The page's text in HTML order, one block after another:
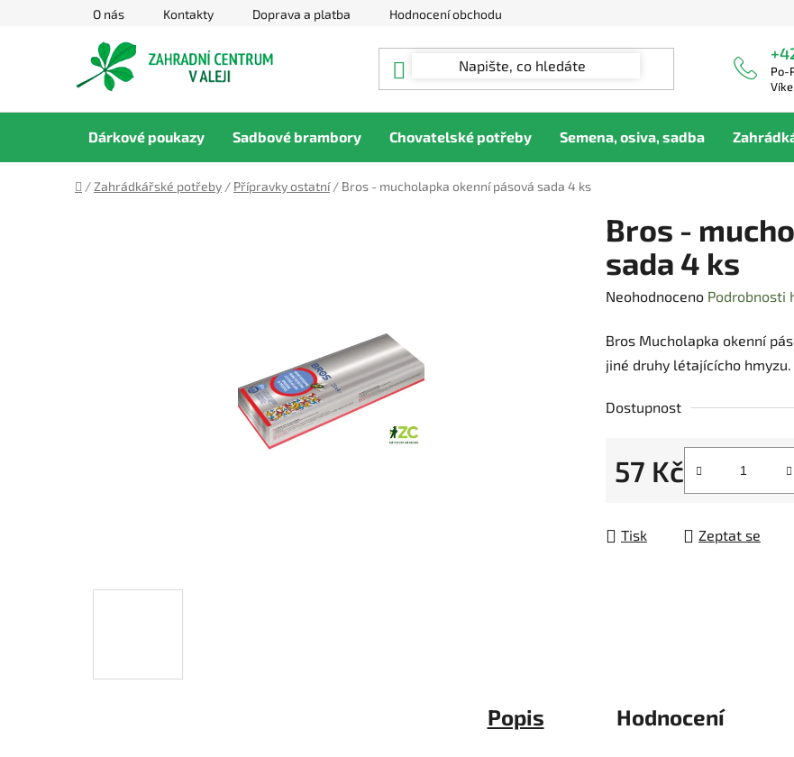
O nás Kontakty Doprava a platba Hodnocení obchodu
Po-
Dárkové poukazy Sadbové brambory Chovatelské potřeby Semena, osiva, sadba
Domů
/ Zahrádkářské potřeby / Přípravky ostatní / Bros - mucholapka okenní pásová sada 4 ks
Bros -
sada 4 ks
Průměrné
produktu
je
z
hvězdiček.
Neohodnoceno Podrobnosti
Bros Mucholapka okenní
jiné druhy létajícícho
Dostupnost
57 Kč
Měrná cena:
Tisk Zeptat se
Popis Hodnocení